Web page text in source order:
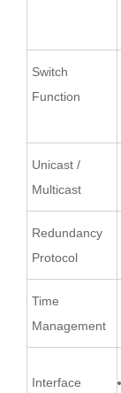
Switch
Function
Unicast /
Multicast
Redundancy
Protocol
Time
Management
Interface